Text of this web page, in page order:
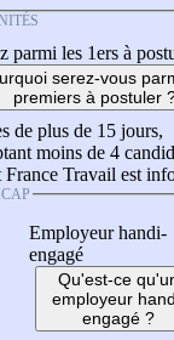
parmi les 1ers à
serez-vous
premiers à postuler
de plus de 15 jours,
moins de 4
France Travail est
Employeur handi-
engagé
Qu'est-ce
employeur
engagé ?